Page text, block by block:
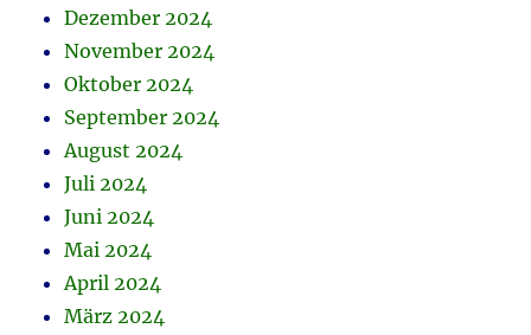
Dezember 2024
November 2024
Oktober 2024
September 2024
August 2024
Juli 2024
Juni 2024
Mai 2024
April 2024
März 2024